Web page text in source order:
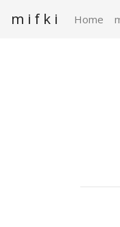
m i f k i Home